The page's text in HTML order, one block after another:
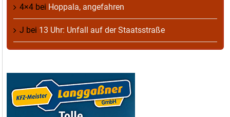
4×4 bei Hoppala, angefahren
J bei 13 Uhr: Unfall auf der Staatsstraße